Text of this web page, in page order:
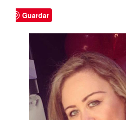
Guardar